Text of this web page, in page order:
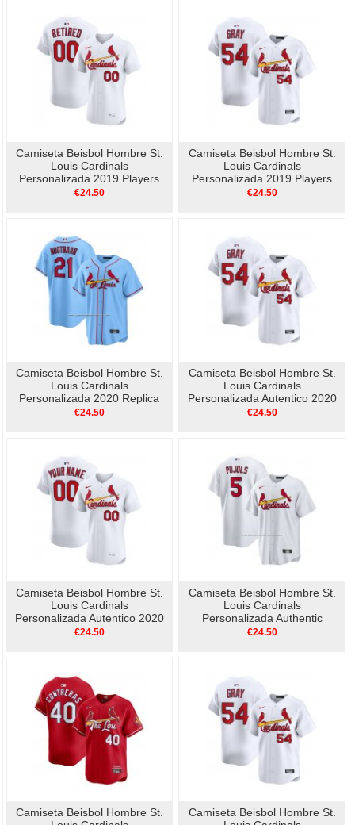
Camiseta Beisbol Hombre St.
Louis Cardinals
Personalizada 2019 Players
Weekend Autentico Blanco
€24.50
Camiseta Beisbol Hombre St.
Louis Cardinals
Personalizada 2019 Players
Weekend Replica Blanco
€24.50
Camiseta Beisbol Hombre St.
Louis Cardinals
Personalizada 2020 Replica
Alterno Azul
€24.50
Camiseta Beisbol Hombre St.
Louis Cardinals
Personalizada Autentico 2020
Alterno Azul
€24.50
Camiseta Beisbol Hombre St.
Louis Cardinals
Personalizada Autentico 2020
Alterno Crema
€24.50
Camiseta Beisbol Hombre St.
Louis Cardinals
Personalizada Authentic
Blanco
€24.50
Camiseta Beisbol Hombre St.
Camiseta Beisbol Hombre St.